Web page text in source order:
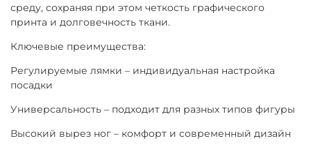
среду, сохраняя при этом четкость графического
принта и долговечность ткани.
Ключевые преимущества:
Регулируемые лямки – индивидуальная настройка
посадки
Универсальность – подходит для разных типов фигуры
Высокий вырез ног – комфорт и современный дизайн